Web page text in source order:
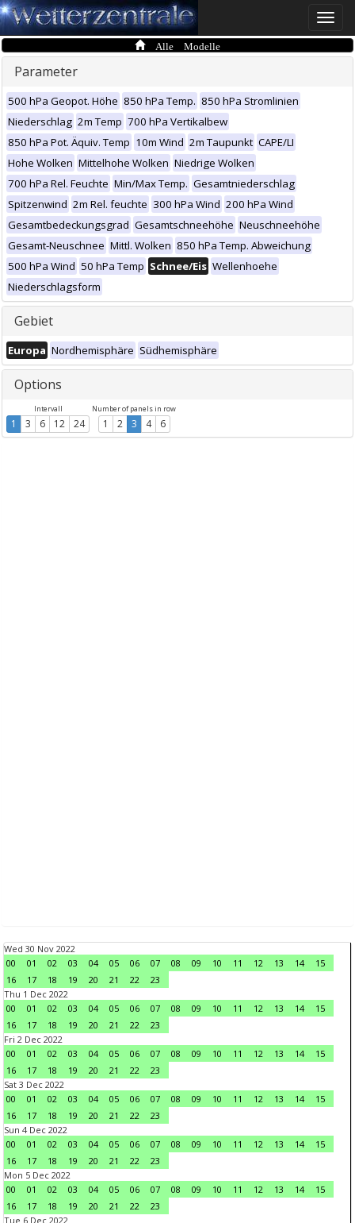
Toggle
Alle Modelle
Parameter
500 hPa Geopot. Höhe 850 hPa Temp. 850 hPa Stromlinien
Niederschlag 2m Temp 700 hPa Vertikalbew
850 hPa Pot. Äquiv. Temp 10m Wind 2m Taupunkt CAPE/LI
Hohe Wolken Mittelhohe Wolken Niedrige Wolken
700 hPa Rel. Feuchte Min/Max Temp. Gesamtniederschlag
Spitzenwind 2m Rel. feuchte 300 hPa Wind 200 hPa Wind
Gesamtbedeckungsgrad Gesamtschneehöhe Neuschneehöhe
Gesamt-Neuschnee Mittl. Wolken 850 hPa Temp. Abweichung
500 hPa Wind 50 hPa Temp Schnee/Eis Wellenhoehe
Niederschlagsform
Gebiet
Europa Nordhemisphäre Südhemisphäre
Options
Intervall
1 3 6 12 24
Number of panels in row
1 2 3 4 6
Wed 30 Nov 2022
00
01 02 03 04 05 06 07 08 09 10 11 12 13 14
15
16
17 18 19 20 21 22
23
Thu 1 Dec 2022
00
01 02 03 04 05 06 07 08 09 10 11 12 13 14
15
16
17 18 19 20 21 22
23
Fri 2 Dec 2022
00
01 02 03 04 05 06 07 08 09 10 11 12 13 14
15
16
17 18 19 20 21 22
23
Sat 3 Dec 2022
00
01 02 03 04 05 06 07 08 09 10 11 12 13 14
15
16
17 18 19 20 21 22
23
Sun 4 Dec 2022
00
01 02 03 04 05 06 07 08 09 10 11 12 13 14
15
16
17 18 19 20 21 22
23
Mon 5 Dec 2022
00
01 02 03 04 05 06 07 08 09 10 11 12 13 14
15
16
17 18 19 20 21 22
23
Tue 6 Dec 2022